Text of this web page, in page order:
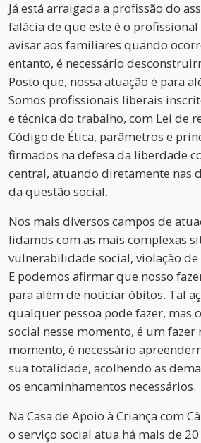
Já está arraigada a profissão do
falácia de que este é o
avisar aos familiares quando
entanto, é necessário
Posto que, nossa atuação é para
Somos profissionais liberais
e técnica do trabalho, com Lei de
Código de Ética, parâmetros e
firmados na defesa da liberdade
central, atuando diretamente nas
da questão social.
Nos mais diversos campos de
lidamos com as mais complexas
vulnerabilidade social, violação
E podemos afirmar que nosso
para além de noticiar óbitos. Tal
qualquer pessoa pode fazer, mas
social nesse momento, é um fazer
momento, é necessário
sua totalidade, acolhendo as
os encaminhamentos necessários.
Na Casa de Apoio à Criança com
o serviço social atua há mais de